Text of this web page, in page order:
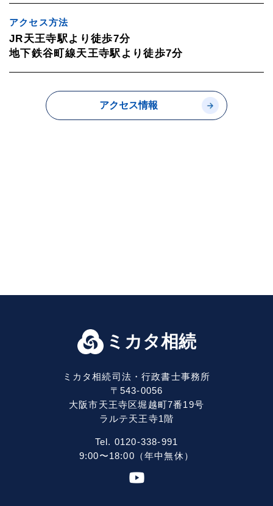
アクセス方法
JR天王寺駅より徒歩7分
地下鉄谷町線天王寺駅より徒歩7分
アクセス情報
ミカタ相続
ミカタ相続司法・行政書士事務所
〒543-0056
大阪市天王寺区堀越町7番19号
ラルテ天王寺1階
Tel. 0120-338-991
9:00〜18:00（年中無休）